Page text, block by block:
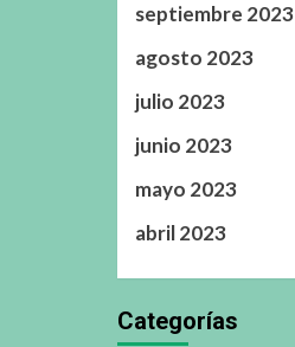
septiembre 2023
agosto 2023
julio 2023
junio 2023
mayo 2023
abril 2023
Categorías